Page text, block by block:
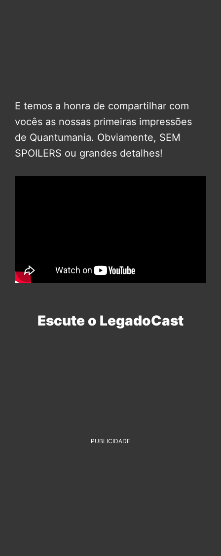
E temos a honra de compartilhar com
vocês as nossas primeiras impressões
de Quantumania. Obviamente, SEM
SPOILERS ou grandes detalhes!
Escute o LegadoCast
PUBLICIDADE